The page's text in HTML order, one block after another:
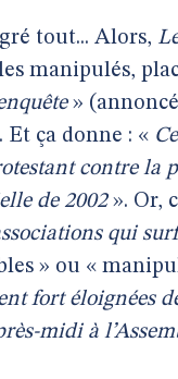
tout... Alors,
manipulés,
»
Et ça donne : «
contre la
de 2002». Or,
qui
» ou «
fort éloignées
midi à